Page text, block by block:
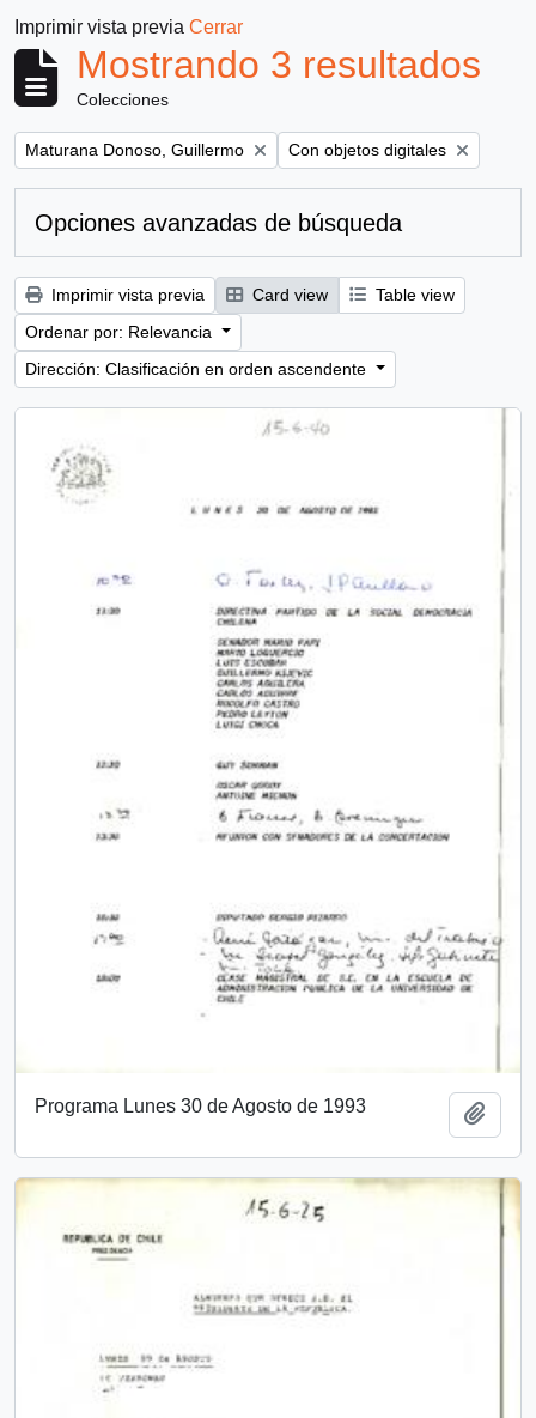
Imprimir vista previa Cerrar
Mostrando 3 resultados
Colecciones
Remove filter:
Maturana Donoso, Guillermo Remove filter:
Con objetos digitales
Opciones avanzadas de búsqueda
Imprimir vista previa Card view
Table view
Ordenar por: Relevancia
Dirección: Clasificación en orden ascendente
Programa Lunes 30 de Agosto de 1993